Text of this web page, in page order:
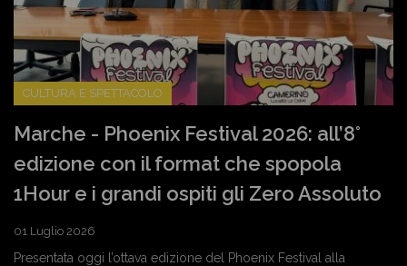
CULTURA E SPETTACOLO
Marche - Phoenix Festival 2026: all’8°
edizione con il format che spopola
1Hour e i grandi ospiti gli Zero Assoluto
01 Luglio 2026
Presentata oggi l’ottava edizione del Phoenix Festival alla